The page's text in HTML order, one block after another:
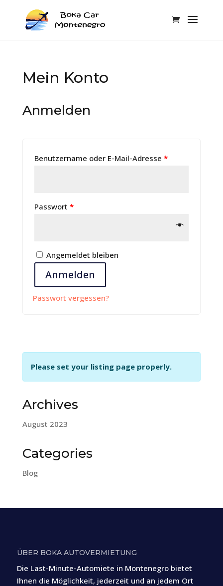
Mein Konto
Anmelden
Benutzername oder E-Mail-Adresse *
Passwort *
Angemeldet bleiben
Anmelden
Passwort vergessen?
Please set your listing page properly.
Archives
August 2023
Categories
Blog
ÜBER BOKA AUTOVERMIETUNG
Die Last-Minute-Automiete in Montenegro bietet
Ihnen die Möglichkeit, jederzeit und an jedem Ort